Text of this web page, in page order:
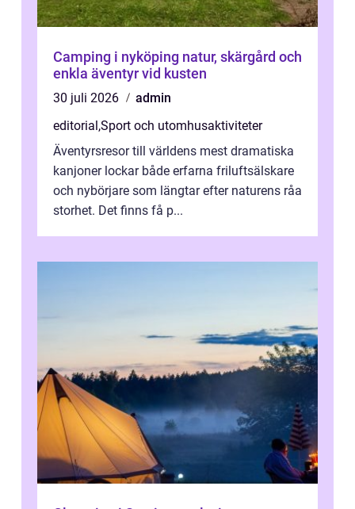
Camping i nyköping natur, skärgård och
enkla äventyr vid kusten
30 juli 2026
admin
editorial,Sport och utomhusaktiviteter
Äventyrsresor till världens mest dramatiska
kanjoner lockar både erfarna friluftsälskare
och nybörjare som längtar efter naturens råa
storhet. Det finns få p...